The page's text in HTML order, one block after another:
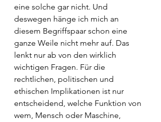
eine solche gar nicht. Und
deswegen hänge ich mich an
diesem Begriffspaar schon eine
ganze Weile nicht mehr auf. Das
lenkt nur ab von den wirklich
wichtigen Fragen. Für die
rechtlichen, politischen und
ethischen Implikationen ist nur
entscheidend, welche Funktion von
wem, Mensch oder Maschine,